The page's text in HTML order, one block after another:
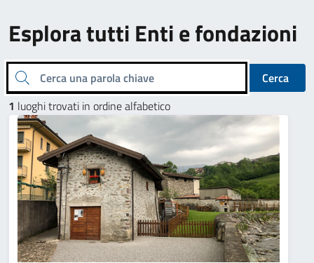
Esplora tutti Enti e fondazioni
Cerca una parola chiave
Cerca
1 luoghi trovati in ordine alfabetico